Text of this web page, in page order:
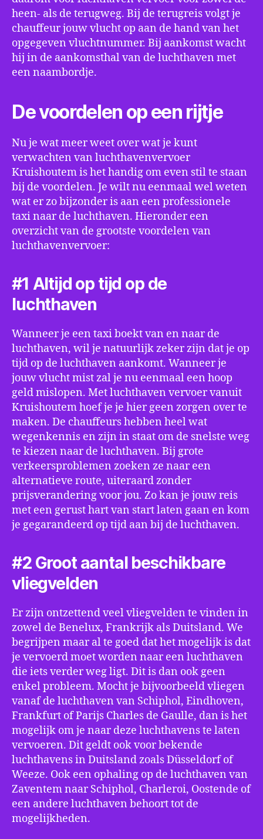
heen- als de terugweg. Bij de terugreis volgt je
chauffeur jouw vlucht op aan de hand van het
opgegeven vluchtnummer. Bij aankomst wacht
hij in de aankomsthal van de luchthaven met
een naambordje.
De voordelen op een rijtje
Nu je wat meer weet over wat je kunt
verwachten van luchthavenvervoer
Kruishoutem is het handig om even stil te staan
bij de voordelen. Je wilt nu eenmaal wel weten
wat er zo bijzonder is aan een professionele
taxi naar de luchthaven. Hieronder een
overzicht van de grootste voordelen van
luchthavenvervoer:
#1 Altijd op tijd op de
luchthaven
Wanneer je een taxi boekt van en naar de
luchthaven, wil je natuurlijk zeker zijn dat je op
tijd op de luchthaven aankomt. Wanneer je
jouw vlucht mist zal je nu eenmaal een hoop
geld mislopen. Met luchthaven vervoer vanuit
Kruishoutem hoef je je hier geen zorgen over te
maken. De chauffeurs hebben heel wat
wegenkennis en zijn in staat om de snelste weg
te kiezen naar de luchthaven. Bij grote
verkeersproblemen zoeken ze naar een
alternatieve route, uiteraard zonder
prijsverandering voor jou. Zo kan je jouw reis
met een gerust hart van start laten gaan en kom
je gegarandeerd op tijd aan bij de luchthaven.
#2 Groot aantal beschikbare
vliegvelden
Er zijn ontzettend veel vliegvelden te vinden in
zowel de Benelux, Frankrijk als Duitsland. We
begrijpen maar al te goed dat het mogelijk is dat
je vervoerd moet worden naar een luchthaven
die iets verder weg ligt. Dit is dan ook geen
enkel probleem. Mocht je bijvoorbeeld vliegen
vanaf de luchthaven van Schiphol, Eindhoven,
Frankfurt of Parijs Charles de Gaulle, dan is het
mogelijk om je naar deze luchthavens te laten
vervoeren. Dit geldt ook voor bekende
luchthavens in Duitsland zoals Düsseldorf of
Weeze. Ook een ophaling op de luchthaven van
Zaventem naar Schiphol, Charleroi, Oostende of
een andere luchthaven behoort tot de
mogelijkheden.